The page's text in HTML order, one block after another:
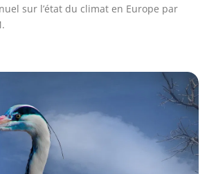
sur l’état du climat en Europe par